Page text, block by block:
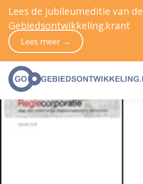
Lees de jubileumeditie van de
Gebiedsontwikkeling.krant
Lees meer →